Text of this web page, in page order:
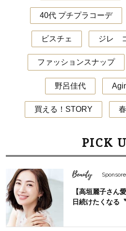
40代 プチプラコーデ
ビスチェ ジレ
ファッションスナップ
野呂佳代
買える！STORY
PICK
Beauty
【高垣麗子さん
日続けたくなる